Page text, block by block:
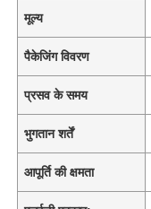
मूल्य
पैकेजिंग विवरण
प्रसव के समय
भुगतान शर्तें
आपूर्ति की क्षमता